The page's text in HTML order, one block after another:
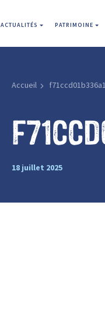
ACTUALITÉS PATRIMOINE
Accueil
18 juillet 2025